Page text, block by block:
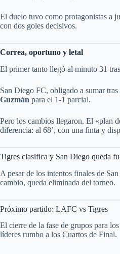
El duelo tuvo como protagonistas a
con dos goles decisivos.
Correa, oportuno y letal
El primer tanto llegó al minuto 31
San Diego FC, obligado a sumar tras
Guzmán para el 1-1 parcial.
Pero los cambios llegaron. El «plan
diferencia: al 68’, con una finta y
Tigres clasifica y San Diego queda
A pesar de los intentos finales de
cambio, queda eliminada del torneo.
Próximo partido: LAFC vs Tigres
El cierre de la fase de grupos para
líderes rumbo a los Cuartos de Final.